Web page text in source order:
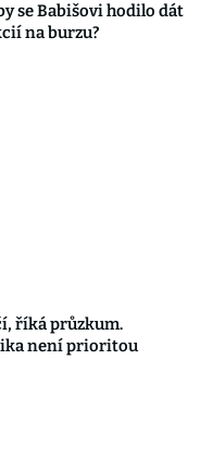
se Babišovi hodilo dát
na burzu?
říká průzkum.
není prioritou